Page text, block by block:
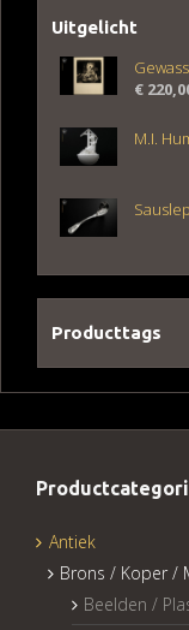
Uitgelicht
€
M.I.
Producttags
Antiek
Brons / Koper /
Beelden /